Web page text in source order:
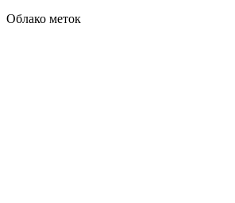
Облако меток